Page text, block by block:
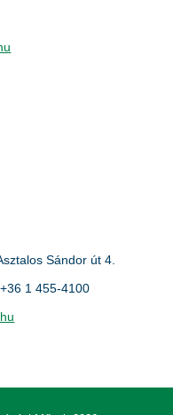
Sándor út 4.
1 455-4100